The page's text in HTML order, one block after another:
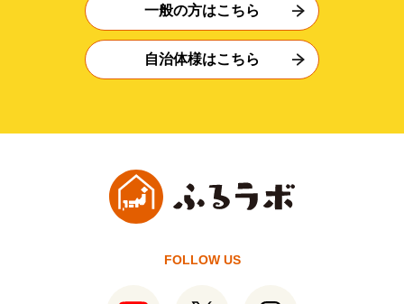
一般の方はこちら
自治体様はこちら
FOLLOW US